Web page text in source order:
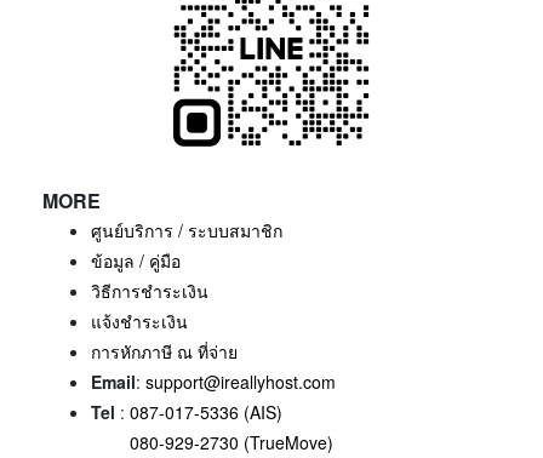
MORE
ศูนย์บริการ / ระบบสมาชิก
ข้อมูล / คู่มือ
วิธีการชำระเงิน
แจ้งชำระเงิน
การหักภาษี ณ ที่จ่าย
Email: support@ireallyhost.com
Tel : 087-017-5336 (AIS)
080-929-2730 (TrueMove)